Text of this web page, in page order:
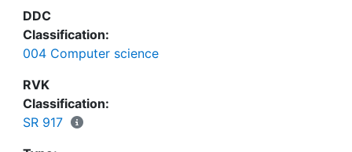
DDC
Classification:
004 Computer science
RVK
Classification:
SR 917